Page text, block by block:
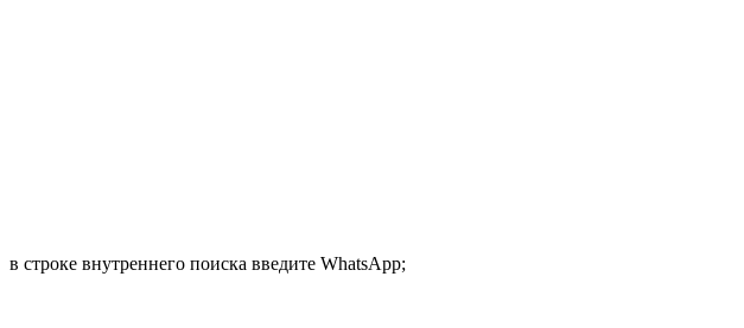
в строке внутреннего поиска введите WhatsApp;